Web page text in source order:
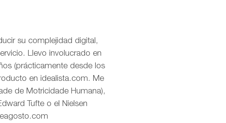
su complejidad digital,
Llevo involucrado en
(prácticamente desde los
en idealista.com. Me
de Motricidade Humana),
Tufte o el Nielsen